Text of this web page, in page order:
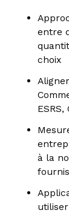
entre
choix
à la